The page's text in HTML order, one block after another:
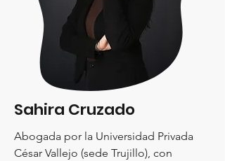
Sahira Cruzado
Abogada por la Universidad Privada
César Vallejo (sede Trujillo), con